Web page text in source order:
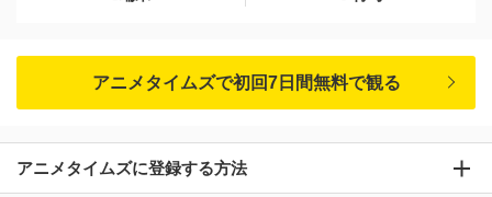
アニメタイムズで初回7日間無料で観る
アニメタイムズに登録する方法